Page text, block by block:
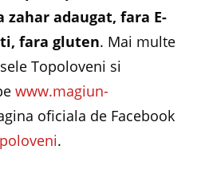
zahar adaugat, fara E-
fara gluten. Mai multe
Topoloveni si
www.magiun-
oficiala de Facebook
.